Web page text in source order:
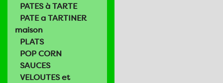
PATES à TARTE
PATE a TARTINER
maison
PLATS
POP CORN
SAUCES
VELOUTES et